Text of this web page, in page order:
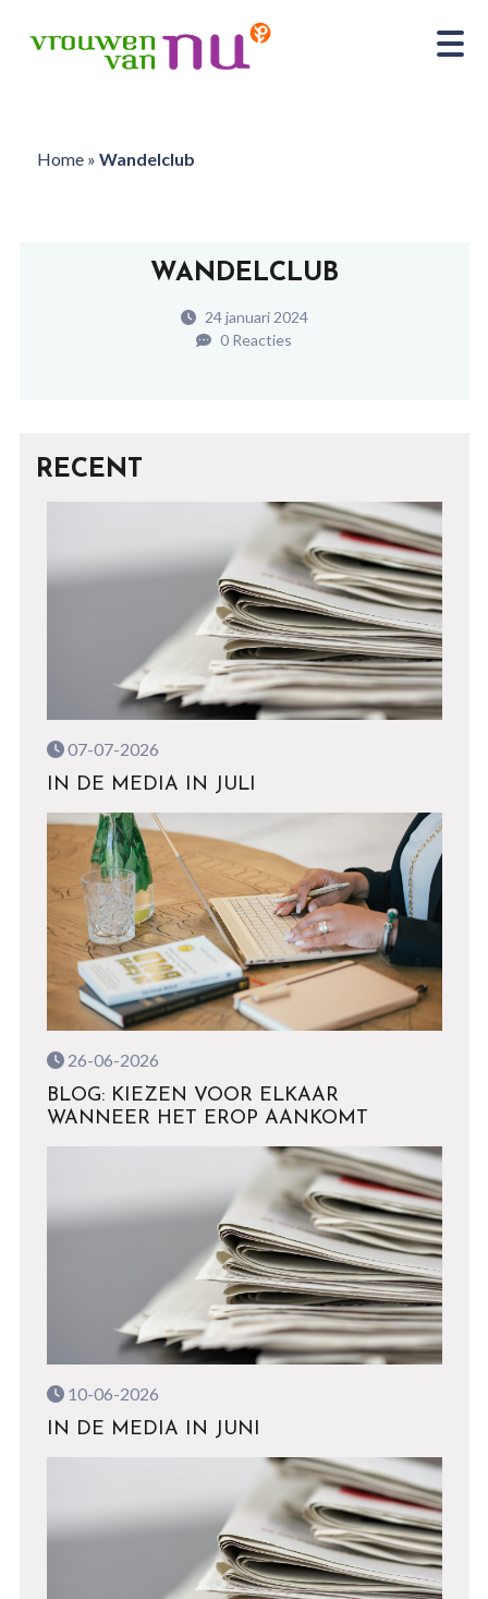
Home» Wandelclub
WANDELCLUB
24 januari 2024
0 Reacties
RECENT
07-07-2026
IN DE MEDIA IN JULI
26-06-2026
BLOG: KIEZEN VOOR ELKAAR
WANNEER HET EROP AANKOMT
10-06-2026
IN DE MEDIA IN JUNI